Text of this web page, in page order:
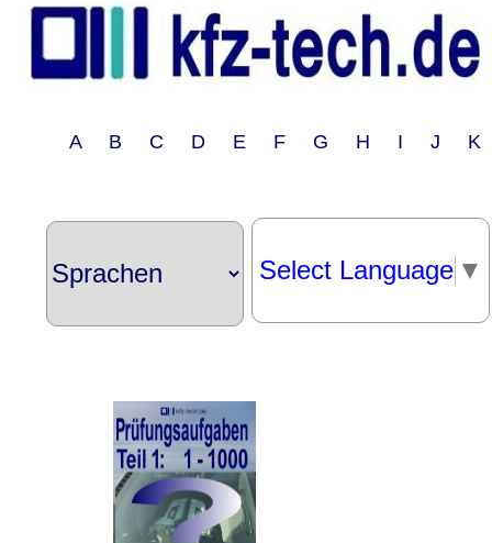
A B C D E F G H I J
Select Language ▼